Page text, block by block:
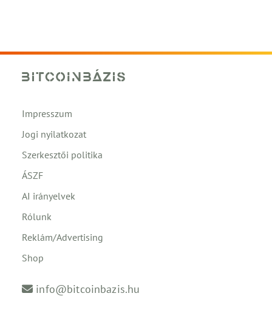
Impresszum
Jogi nyilatkozat
Szerkesztői politika
ÁSZF
AI irányelvek
Rólunk
Reklám/Advertising
Shop
info@bitcoinbazis.hu